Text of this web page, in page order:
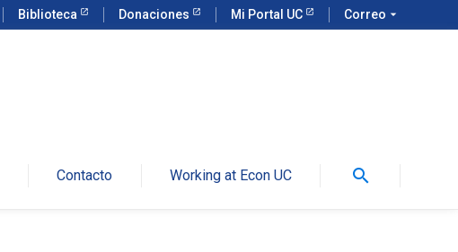
Biblioteca Donaciones Mi Portal UC Correo arrow_drop_down
Contacto Working at Econ UC search